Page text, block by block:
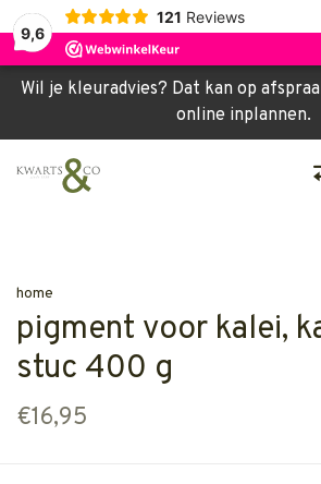
9,6
121 Reviews
Wil je kleuradvies? Dat kan op
online inplannen.
home
pigment voor kalei,
stuc 400 g
€16,95